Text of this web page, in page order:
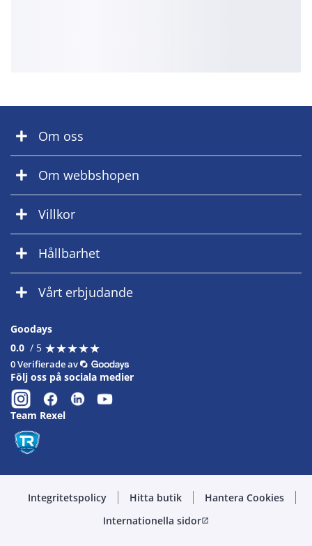
Om oss
Om webbshopen
Villkor
Hållbarhet
Vårt erbjudande
Goodays
0.0 / 5 ★★★★★
★★★★★
0 Verifierade av
Följ oss på sociala medier
Team Rexel
Integritetspolicy Hitta butik
Hantera Cookies
Internationella sidoropen_in_new